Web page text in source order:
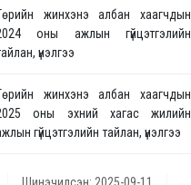
жинхэнэ албан хаагчдын
оны ажлын гүйцэтгэлийн
үнэлгээ
жинхэнэ албан хаагчдын
оны эхний хагас жилийн
гүйцэтгэлийн тайлан, үнэлгээ